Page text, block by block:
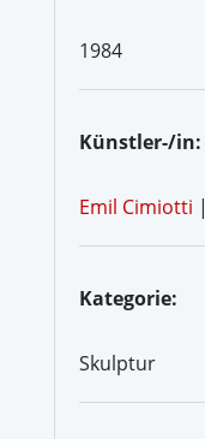
1984
Künstler-/in:
Emil Cimiotti |
Kategorie:
Skulptur